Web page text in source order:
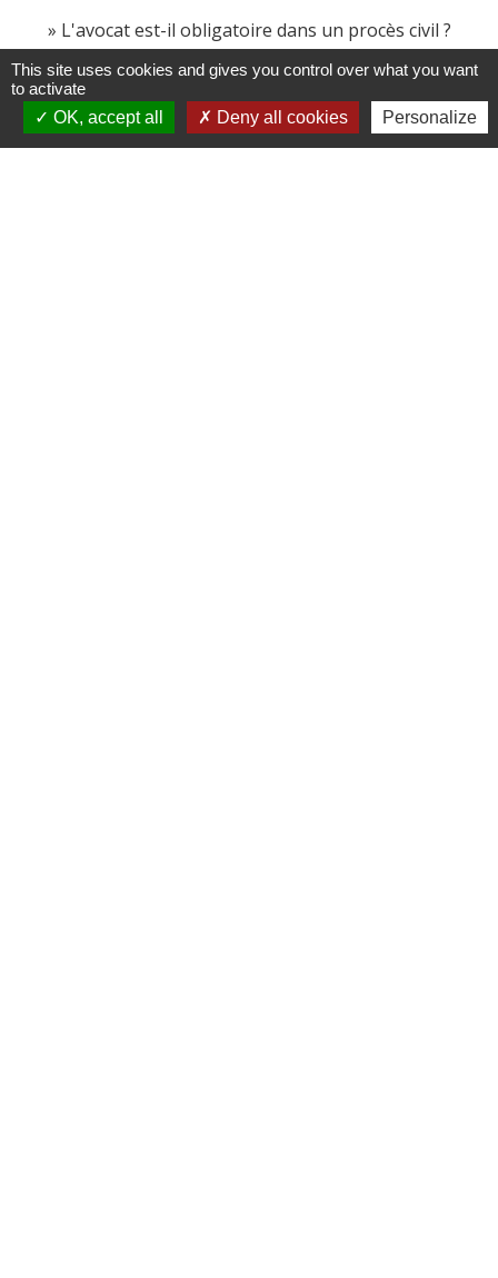
L'avocat est-il obligatoire dans un procès civil ?
Et aussi
This site uses cookies and gives you control over what you want
to activate
OK, accept all
Deny all cookies Personalize